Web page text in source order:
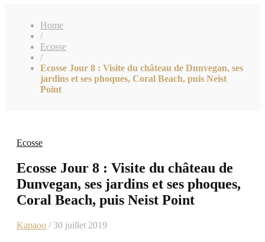
Home
/
Ecosse
/
Ecosse Jour 8 : Visite du château de Dunvegan, ses
jardins et ses phoques, Coral Beach, puis Neist
Point
Ecosse
Ecosse Jour 8 : Visite du château de
Dunvegan, ses jardins et ses phoques,
Coral Beach, puis Neist Point
Kapaoo / 30 juillet 2019